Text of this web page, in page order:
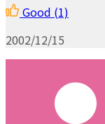
Good (1)
2002/12/15